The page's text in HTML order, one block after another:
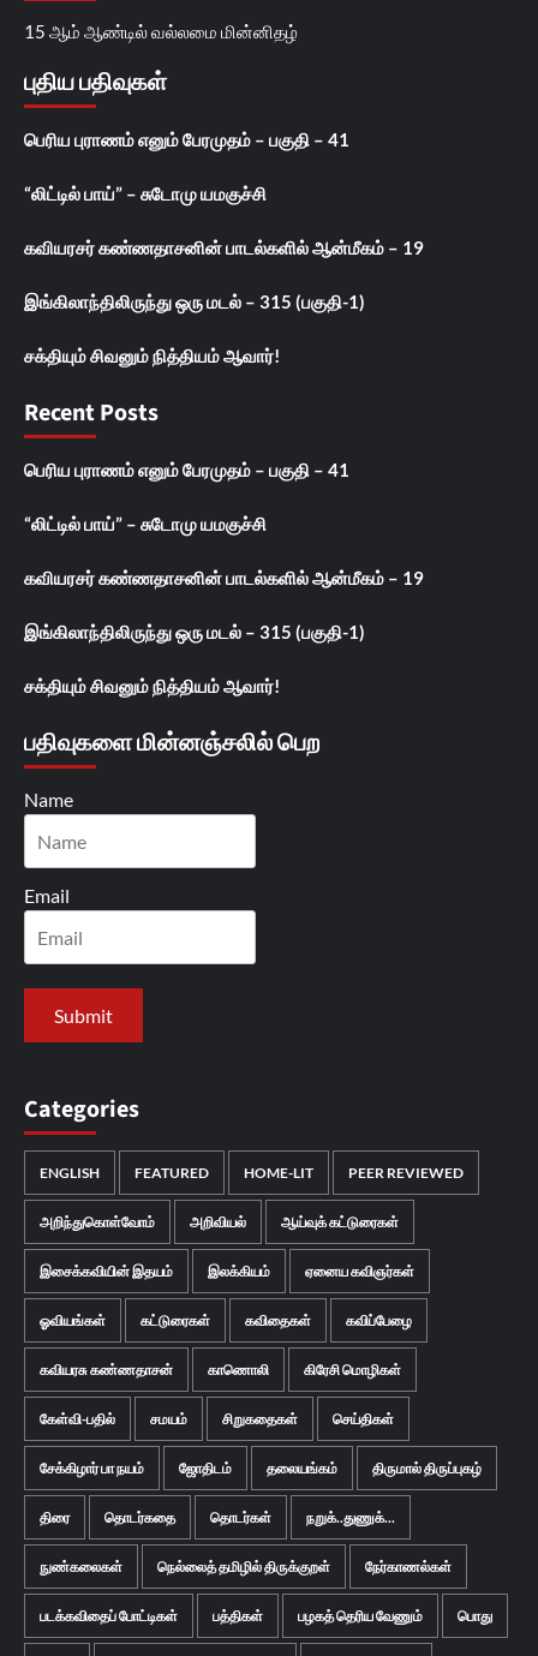
15 ஆம் ஆண்டில் வல்லமை மின்னிதழ்
புதிய பதிவுகள்
பெரிய புராணம் எனும் பேரமுதம் – பகுதி – 41
“லிட்டில் பாய்” – சுடோமு யமகுச்சி
கவியரசர் கண்ணதாசனின் பாடல்களில் ஆன்மீகம் – 19
இங்கிலாந்திலிருந்து ஒரு மடல் – 315 (பகுதி-1)
சக்தியும் சிவனும் நித்தியம் ஆவார்!
Recent Posts
பெரிய புராணம் எனும் பேரமுதம் – பகுதி – 41
“லிட்டில் பாய்” – சுடோமு யமகுச்சி
கவியரசர் கண்ணதாசனின் பாடல்களில் ஆன்மீகம் – 19
இங்கிலாந்திலிருந்து ஒரு மடல் – 315 (பகுதி-1)
சக்தியும் சிவனும் நித்தியம் ஆவார்!
பதிவுகளை மின்னஞ்சலில் பெற
Name
Email
Categories
ENGLISH FEATURED HOME-LIT PEER REVIEWED
அறிந்துகொள்வோம் அறிவியல் ஆய்வுக் கட்டுரைகள்
இசைக்கவியின் இதயம் இலக்கியம் ஏனைய கவிஞர்கள்
ஓவியங்கள் கட்டுரைகள் கவிதைகள் கவிப்பேழை
கவியரசு கண்ணதாசன் காணொலி கிரேசி மொழிகள்
கேள்வி-பதில் சமயம் சிறுகதைகள் செய்திகள்
சேக்கிழார் பா நயம் ஜோதிடம் தலையங்கம் திருமால் திருப்புகழ்
திரை தொடர்கதை தொடர்கள் நறுக்..துணுக்...
நுண்கலைகள் நெல்லைத் தமிழில் திருக்குறள் நேர்காணல்கள்
படக்கவிதைப் போட்டிகள் பத்திகள் பழகத் தெரிய வேணும் பொது